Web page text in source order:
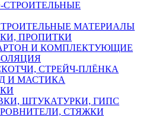
МАТЕРИАЛЫ
ПРОПИТКИ
И КОМПЛЕКТУЮЩИЕ
СТРЕЙЧ-ПЛЁНКА
И МАСТИКА
ШТУКАТУРКИ, ГИПС
СТЯЖКИ